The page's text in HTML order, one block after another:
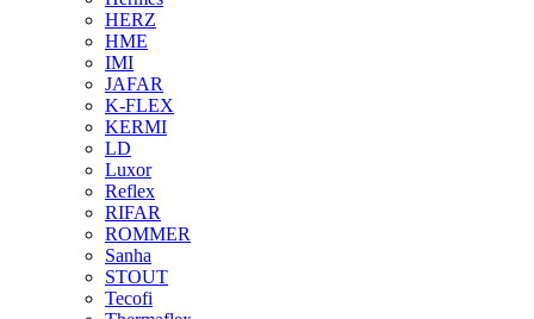
HERZ
HME
IMI
JAFAR
K-FLEX
KERMI
LD
Luxor
Reflex
RIFAR
ROMMER
Sanha
STOUT
Tecofi